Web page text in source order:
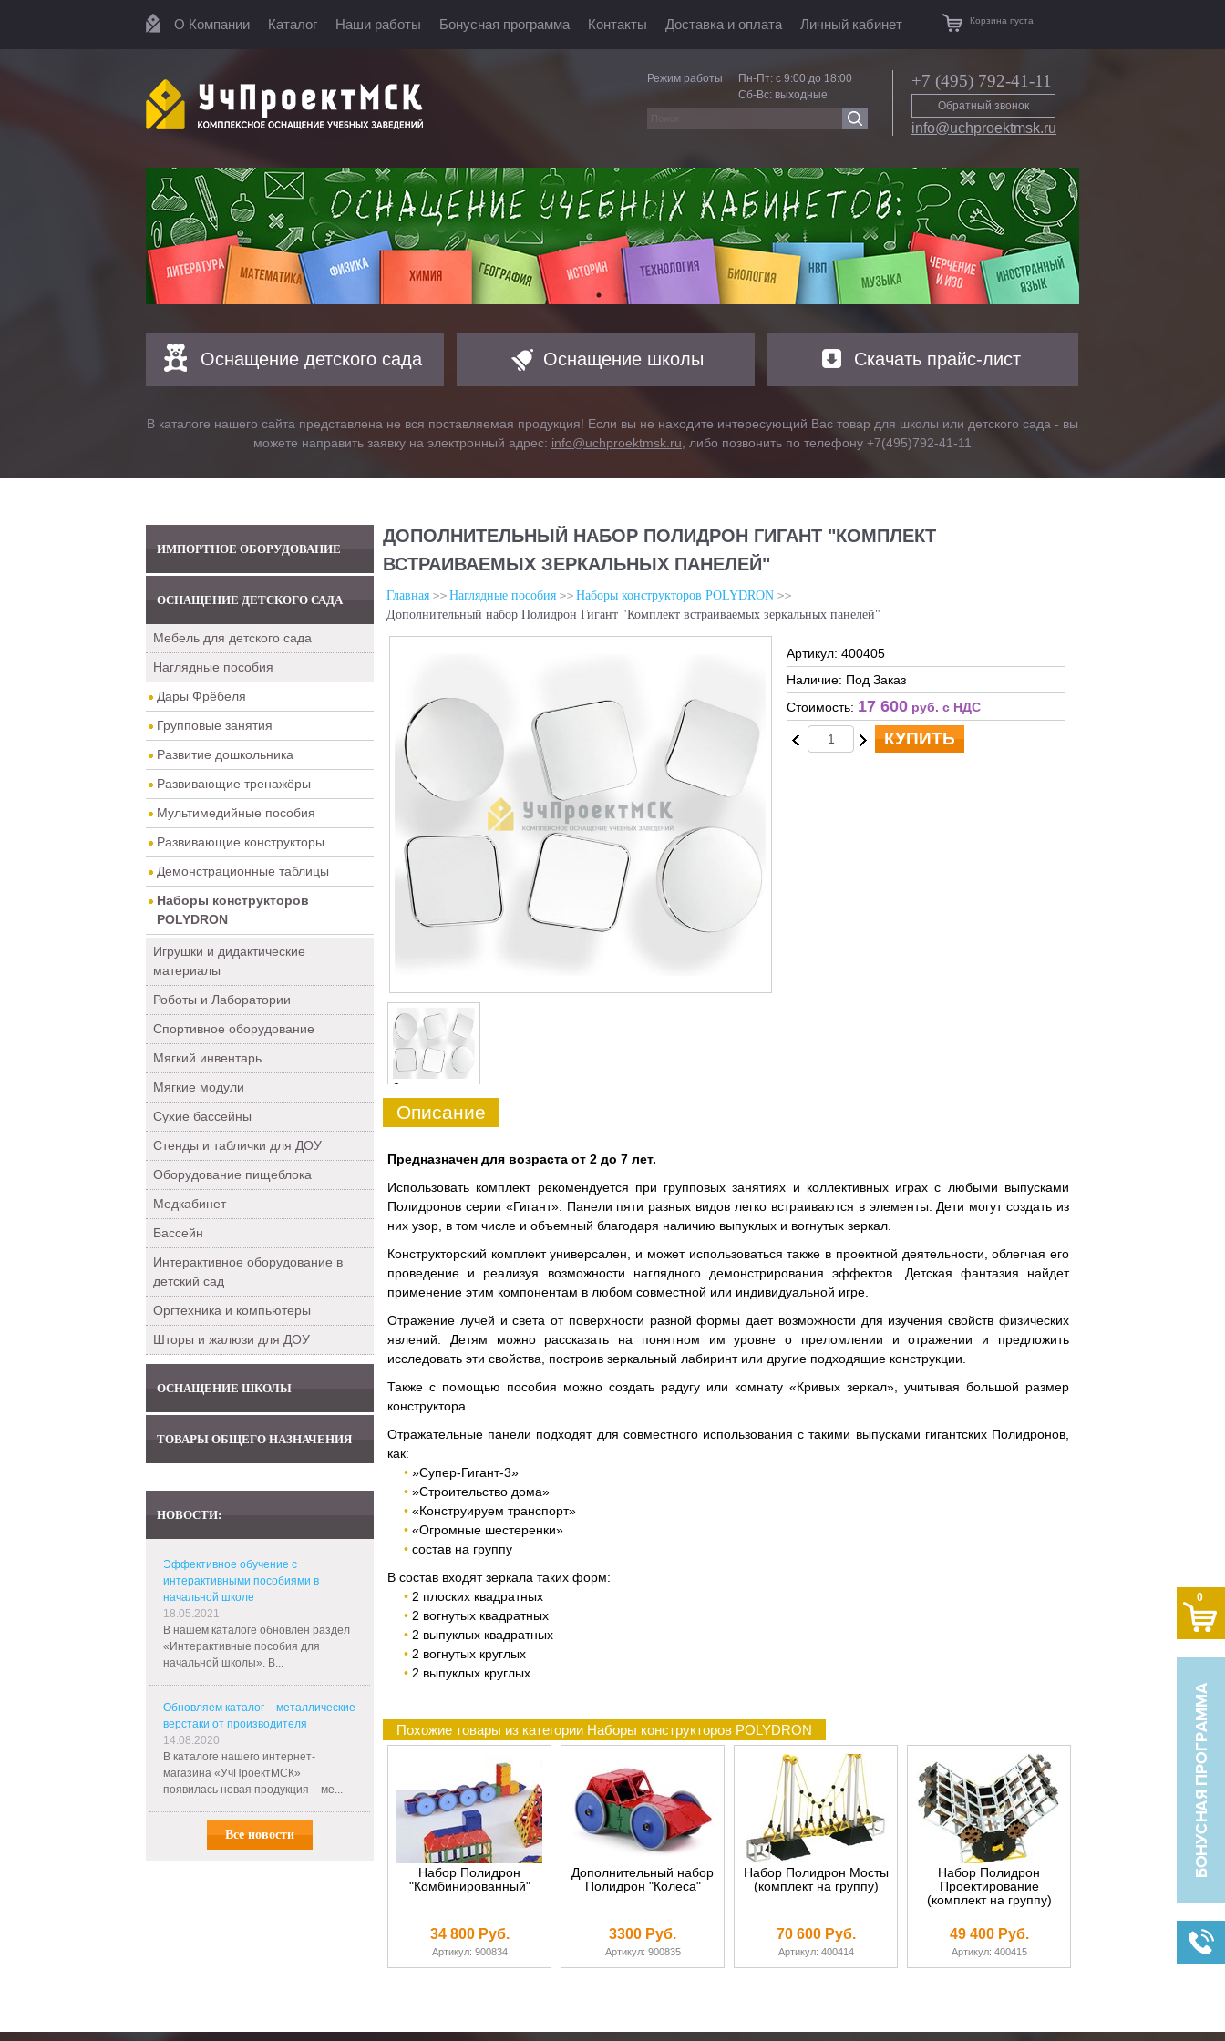
О Компании Каталог Наши работы Бонусная программа Контакты Доставка и оплата Личный кабинет Корзина пуста
Режим работы
Пн-Пт: с 9:00 до 18:00
Сб-Вс: выходные
+7 (495) 792-41-11
Обратный звонок
info@uchproektmsk.ru
Оснащение детского сада Оснащение школы Скачать прайс-лист
В каталоге нашего сайта представлена не вся поставляемая продукция! Если вы не находите интересующий Вас товар для школы или детского сада - вы
можете направить заявку на электронный адрес: info@uchproektmsk.ru , либо позвонить по телефону +7(495)792-41-11
ИМПОРТНОЕ ОБОРУДОВАНИЕ
ОСНАЩЕНИЕ ДЕТСКОГО САДА
Мебель для детского сада
Наглядные пособия
Дары Фрёбеля
Групповые занятия
Развитие дошкольника
Развивающие тренажёры
Мультимедийные пособия
Развивающие конструкторы
Демонстрационные таблицы
Наборы конструкторов
POLYDRON
Игрушки и дидактические
материалы
Роботы и Лаборатории
Спортивное оборудование
Мягкий инвентарь
Мягкие модули
Сухие бассейны
Стенды и таблички для ДОУ
Оборудование пищеблока
Медкабинет
Бассейн
Интерактивное оборудование в
детский сад
Оргтехника и компьютеры
Шторы и жалюзи для ДОУ
ОСНАЩЕНИЕ ШКОЛЫ
ТОВАРЫ ОБЩЕГО НАЗНАЧЕНИЯ
НОВОСТИ:
Эффективное обучение с
интерактивными пособиями в
начальной школе
18.05.2021
В нашем каталоге обновлен раздел
«Интерактивные пособия для
начальной школы». В...
Обновляем каталог – металлические
верстаки от производителя
14.08.2020
В каталоге нашего интернет-
магазина «УчПроектМСК»
появилась новая продукция – ме...
Все новости
ДОПОЛНИТЕЛЬНЫЙ НАБОР ПОЛИДРОН ГИГАНТ "КОМПЛЕКТ
ВСТРАИВАЕМЫХ ЗЕРКАЛЬНЫХ ПАНЕЛЕЙ"
Главная Наглядные пособия
Наборы конструкторов POLYDRON
Дополнительный набор Полидрон Гигант "Комплект встраиваемых зеркальных панелей"
0
Артикул: 400405
Наличие: Под Заказ
Стоимость: 17 600 руб. c НДС
КУПИТЬ
Описание
Предназначен для возраста от 2 до 7 лет.
Использовать комплект рекомендуется при групповых занятиях и коллективных играх с любыми выпусками
Полидронов серии «Гигант». Панели пяти разных видов легко встраиваются в элементы. Дети могут создать из
них узор, в том числе и объемный благодаря наличию выпуклых и вогнутых зеркал.
Конструкторский комплект универсален, и может использоваться также в проектной деятельности, облегчая его
проведение и реализуя возможности наглядного демонстрирования эффектов. Детская фантазия найдет
применение этим компонентам в любом совместной или индивидуальной игре.
Отражение лучей и света от поверхности разной формы дает возможности для изучения свойств физических
явлений. Детям можно рассказать на понятном им уровне о преломлении и отражении и предложить
исследовать эти свойства, построив зеркальный лабиринт или другие подходящие конструкции.
Также с помощью пособия можно создать радугу или комнату «Кривых зеркал», учитывая большой размер
конструктора.
Отражательные панели подходят для совместного использования с такими выпусками гигантских Полидронов,
как:
»Супер-Гигант-3»
»Строительство дома»
«Конструируем транспорт»
«Огромные шестеренки»
состав на группу
В состав входят зеркала таких форм:
2 плоских квадратных
2 вогнутых квадратных
2 выпуклых квадратных
2 вогнутых круглых
2 выпуклых круглых
Похожие товары из категории Наборы конструкторов POLYDRON
Набор Полидрон
"Комбинированный"
34 800 Руб.
Артикул: 900834
Дополнительный набор
Полидрон "Колеса"
3300 Руб.
Артикул: 900835
Набор Полидрон Мосты
(комплект на группу)
70 600 Руб.
Артикул: 400414
Набор Полидрон
Проектирование
(комплект на группу)
49 400 Руб.
Артикул: 400415
0